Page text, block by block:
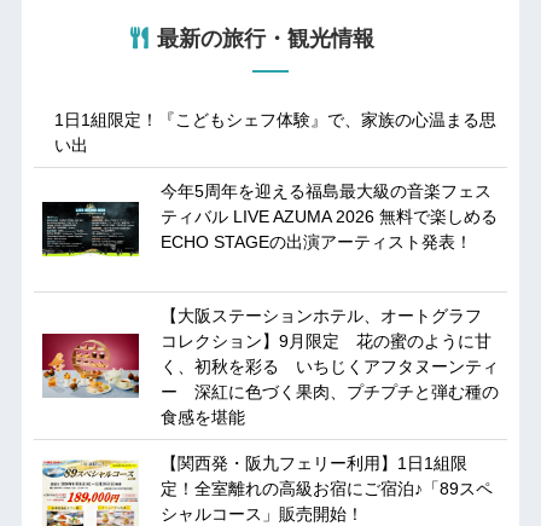
最新の旅行・観光情報
1日1組限定！『こどもシェフ体験』で、家族の心温まる思
い出
今年5周年を迎える福島最大級の音楽フェス
ティバル LIVE AZUMA 2026 無料で楽しめる
ECHO STAGEの出演アーティスト発表！
【大阪ステーションホテル、オートグラフ
コレクション】9月限定 花の蜜のように甘
く、初秋を彩る いちじくアフタヌーンティ
ー 深紅に色づく果肉、プチプチと弾む種の
食感を堪能
【関西発・阪九フェリー利用】1日1組限
定！全室離れの高級お宿にご宿泊♪「89スペ
シャルコース」販売開始！